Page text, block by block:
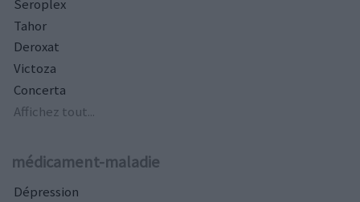
Seroplex
Tahor
Deroxat
Victoza
Concerta
Affichez tout...
médicament-maladie
Dépression